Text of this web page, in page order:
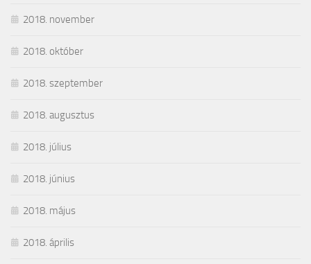
2018. november
2018. október
2018. szeptember
2018. augusztus
2018. július
2018. június
2018. május
2018. április